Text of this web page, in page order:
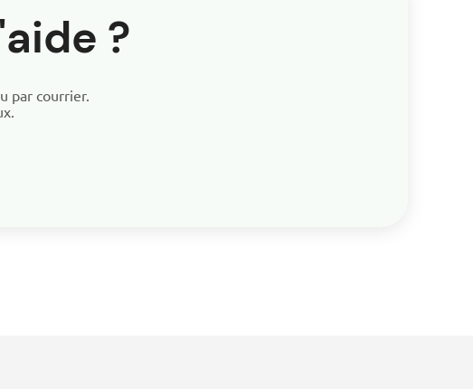
?
par courrier.